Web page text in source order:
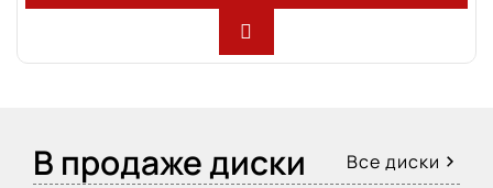
В продаже диски Все диски